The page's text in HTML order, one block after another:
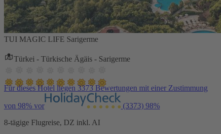
TUI MAGIC LIFE Sarigerme
Türkei - Türkische Ägäis - Sarigerme
Für dieses Hotel liegen 3373 Bewertungen mit einer Zustimmung
von 98% vor (3373) 98%
8-tägige Flugreise, DZ inkl. AI